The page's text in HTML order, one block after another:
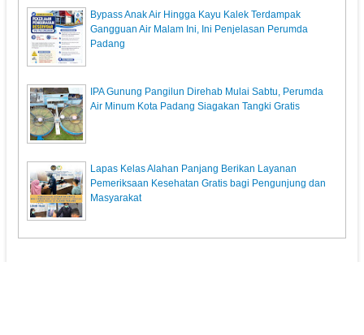
Bypass Anak Air Hingga Kayu Kalek Terdampak
Gangguan Air Malam Ini, Ini Penjelasan Perumda
Padang
IPA Gunung Pangilun Direhab Mulai Sabtu, Perumda
Air Minum Kota Padang Siagakan Tangki Gratis
Lapas Kelas Alahan Panjang Berikan Layanan
Pemeriksaan Kesehatan Gratis bagi Pengunjung dan
Masyarakat